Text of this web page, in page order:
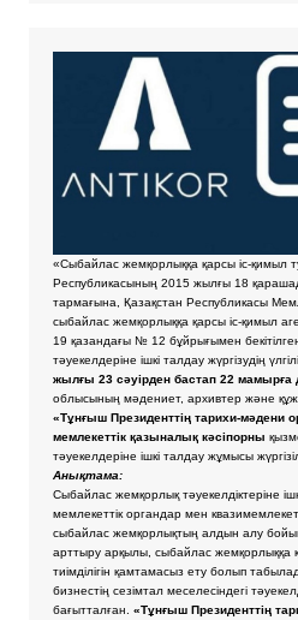
«Сыбайлас жемқорлыққа қарсы іс-қимыл
Республикасының 2015 жылғы 18
тармағына, Қазақстан Республикасы
сыбайлас жемқорлыққа қарсы іс-қимыл
19 қазандағы № 12 бұйрығымен
тәуекелдеріне ішкі талдау жүргізудің
жылғы 23 сәуірден бастап 22 мамырға
облысының мәдениет, архивтер және
«Тұнғыш Президенттің тарихи-мәдени
мемлекеттік қазыналық кәсіпорны
тәуекелдеріне ішкі талдау жұмысы
Анықтама:
Сыбайлас жемқорлық тәуекелдіктеріне
мемлекеттік органдар мен
сыбайлас жемқорлықтың алдын алу
арттыру арқылы, сыбайлас жемқорлыққа
тиімділігін қамтамасыз ету болып
бизнестің сезімтал меселесіндегі
бағытталған. «Тұнғыш Президенттің